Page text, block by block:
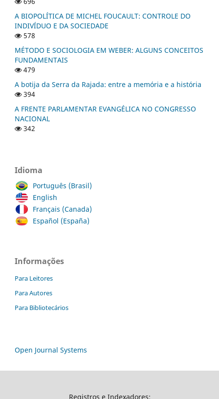
A BIOPOLÍTICA DE MICHEL FOUCAULT: CONTROLE DO
INDIVÍDUO E DA SOCIEDADE
578
MÉTODO E SOCIOLOGIA EM WEBER: ALGUNS CONCEITOS
FUNDAMENTAIS
479
A botija da Serra da Rajada: entre a memória e a história
394
A FRENTE PARLAMENTAR EVANGÉLICA NO CONGRESSO
NACIONAL
342
Idioma
Português (Brasil)
English
Français (Canada)
Español (España)
Informações
Para Leitores
Para Autores
Para Bibliotecários
Open Journal Systems
Registros e Indexadores: